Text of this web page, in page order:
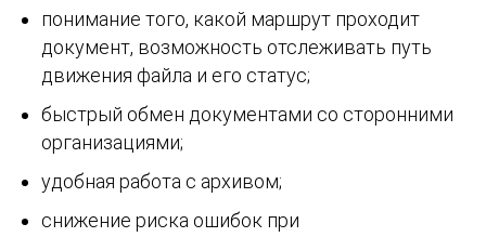
понимание того, какой маршрут проходит
документ, возможность отслеживать путь
движения файла и его статус;
быстрый обмен документами со сторонними
организациями;
удобная работа с архивом;
снижение риска ошибок при